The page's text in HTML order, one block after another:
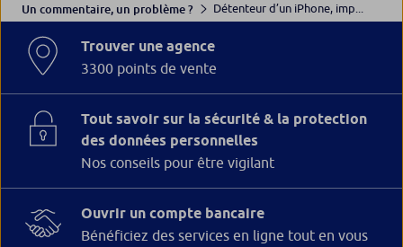
Un commentaire, un problème ?
Détenteur d’un iPhone, imp...
Trouver une agence
3300 points de vente
Tout savoir sur la sécurité & la protection
des données personnelles
Nos conseils pour être vigilant
Ouvrir un compte bancaire
Bénéficiez des services en ligne tout en vous